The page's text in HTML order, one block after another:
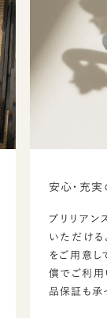
安心・充
ブリリア
いただける
をご用意し
償でご利用
品保証も承